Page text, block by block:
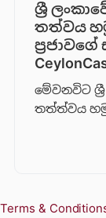
ශ්‍රී
තත්වය
මේවනවිට
තත්ත්වය
Terms &